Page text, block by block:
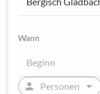
Wann
person Personen arrow_drop_down